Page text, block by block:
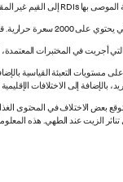
أجريت في المختبرات
مستويات التعبئة القياسية
بالإضافة إلى الاختلافات
تتوقع بعض الاختلاف في
الطهي. هذه المعلومات صحيحة اعتباراً